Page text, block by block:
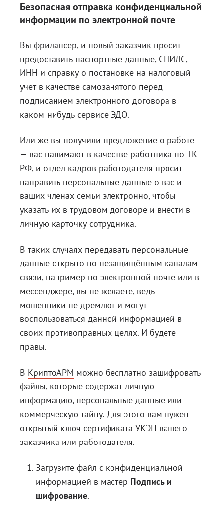
Безопасная отправка конфиденциальной
информации по электронной почте
Вы фрилансер, и новый заказчик просит
предоставить паспортные данные, СНИЛС,
ИНН и справку о постановке на налоговый
учёт в качестве самозанятого перед
подписанием электронного договора в
каком-нибудь сервисе ЭДО.
Или же вы получили предложение о работе
— вас нанимают в качестве работника по ТК
РФ, и отдел кадров работодателя просит
направить персональные данные о вас и
ваших членах семьи электронно, чтобы
указать их в трудовом договоре и внести в
личную карточку сотрудника.
В таких случаях передавать персональные
данные открыто по незащищённым каналам
связи, например по электронной почте или в
мессенджере, вы не желаете, ведь
мошенники не дремлют и могут
воспользоваться данной информацией в
своих противоправных целях. И будете
правы.
В КриптоАРМ можно бесплатно зашифровать
файлы, которые содержат личную
информацию, персональные данные или
коммерческую тайну. Для этого вам нужен
открытый ключ сертификата УКЭП вашего
заказчика или работодателя.
Загрузите файл с конфиденциальной
информацией в мастер Подпись и
шифрование.